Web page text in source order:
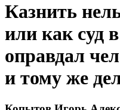
Казнить
или как суд
оправдал
и тому же